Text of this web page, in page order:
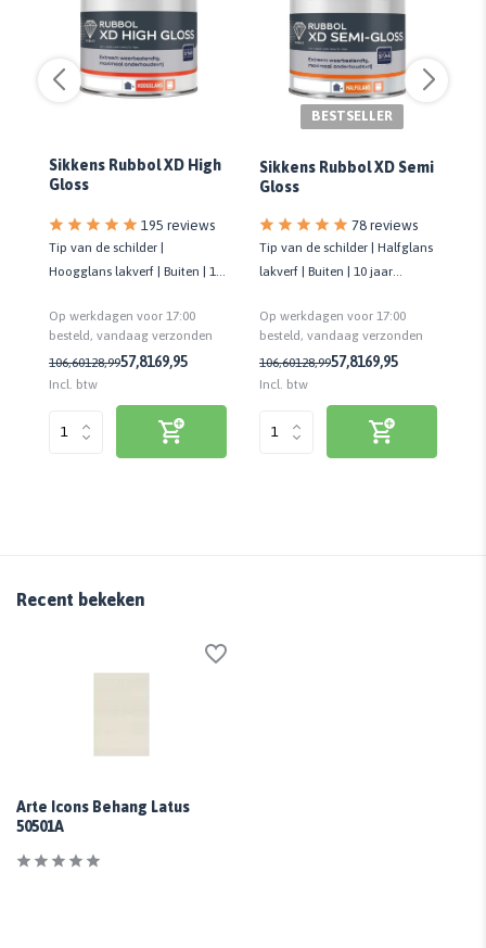
Sikkens Rubbol XD High
Gloss
195 reviews
Tip van de schilder |
Hoogglans lakverf | Buiten | 10
Op werkdagen voor 17:00
besteld, vandaag verzonden
106,60128,9957,8169,95
Incl. btw
BESTSELLER
Sikkens Rubbol XD Semi
Gloss
78 reviews
Tip van de schilder | Halfglans
lakverf | Buiten | 10 jaar
Op werkdagen voor 17:00
besteld, vandaag verzonden
106,60128,9957,8169,95
Incl. btw
Recent bekeken
Arte Icons Behang Latus
50501A